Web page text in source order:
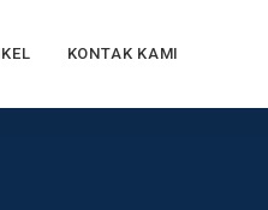
KONTAK KAMI